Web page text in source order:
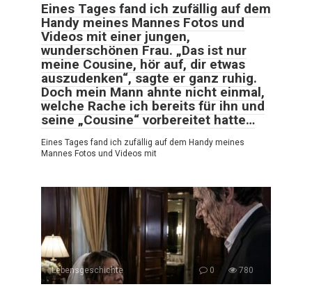
Eines Tages fand ich zufällig auf dem
Handy meines Mannes Fotos und
Videos mit einer jungen,
wunderschönen Frau. „Das ist nur
meine Cousine, hör auf, dir etwas
auszudenken“, sagte er ganz ruhig.
Doch mein Mann ahnte nicht einmal,
welche Rache ich bereits für ihn und
seine „Cousine“ vorbereitet hatte…
Eines Tages fand ich zufällig auf dem Handy meines
Mannes Fotos und Videos mit
Lebensgeschichte 0 780